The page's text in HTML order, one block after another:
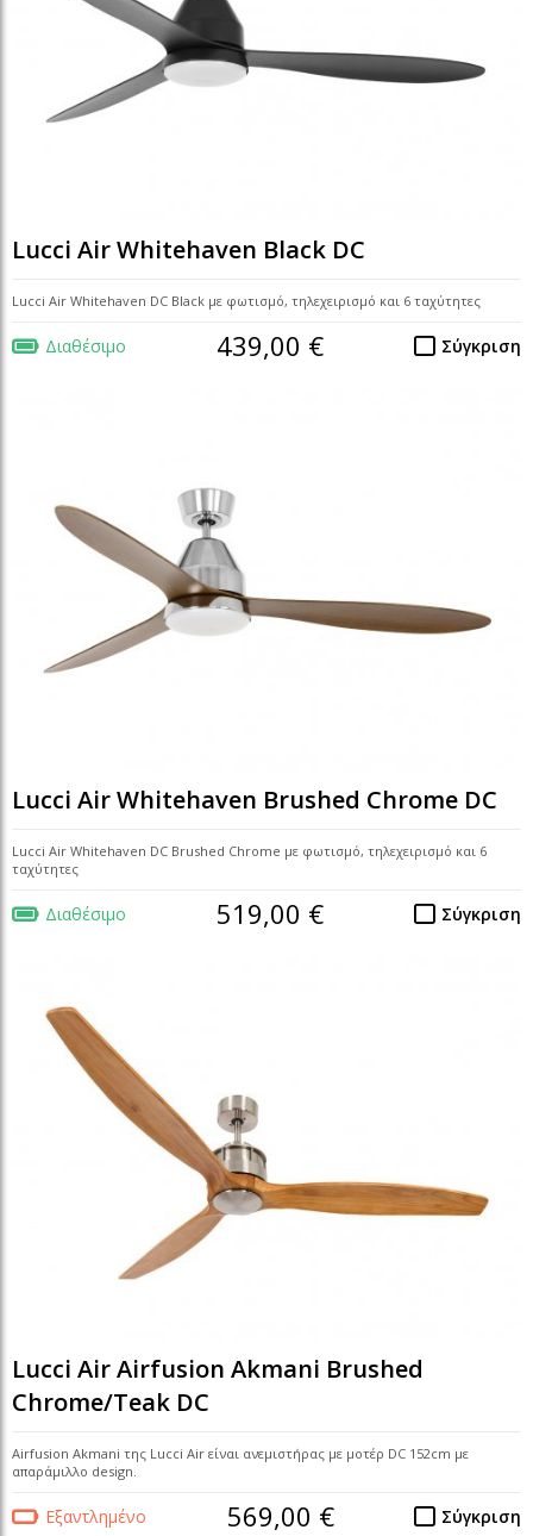
Lucci Air Whitehaven Black DC
Lucci Air Whitehaven DC Black με φωτισμό, τηλεχειρισμό και 6 ταχύτητες
Διαθέσιμο Σύγκριση
439,00 €
Lucci Air Whitehaven Brushed Chrome DC
Lucci Air Whitehaven DC Brushed Chrome με φωτισμό, τηλεχειρισμό και 6
ταχύτητες
Διαθέσιμο Σύγκριση
519,00 €
Lucci Air Airfusion Akmani Brushed
Chrome/Teak DC
Airfusion Akmani της Lucci Air είναι ανεμιστήρας με μοτέρ DC 152cm με
απαράμιλλο design.
Εξαντλημένο Σύγκριση
569,00 €